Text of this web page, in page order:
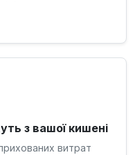
з вашої кишені
витрат